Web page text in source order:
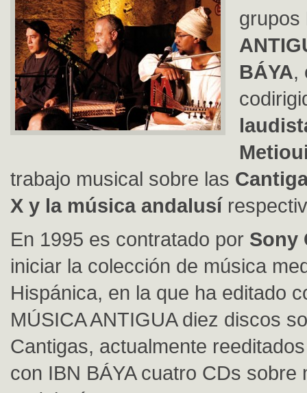
grupos
BÁYA,
trabajo musical sobre las
X y la música andalusí
En 1995 es contratado por Sony
iniciar la colección de música
Hispánica, en la que ha editado
MÚSICA ANTIGUA diez discos
Cantigas, actualmente
con IBN BÁYA cuatro CDs sobre